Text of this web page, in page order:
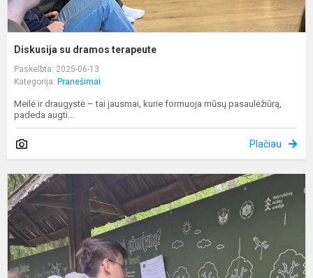
Diskusija su dramos terapeute
Paskelbta: 2025-06-13
Kategorija: Pranešimai
Meilė ir draugystė – tai jausmai, kurie formuoja mūsų pasaulėžiūrą,
padeda augti...
Plačiau